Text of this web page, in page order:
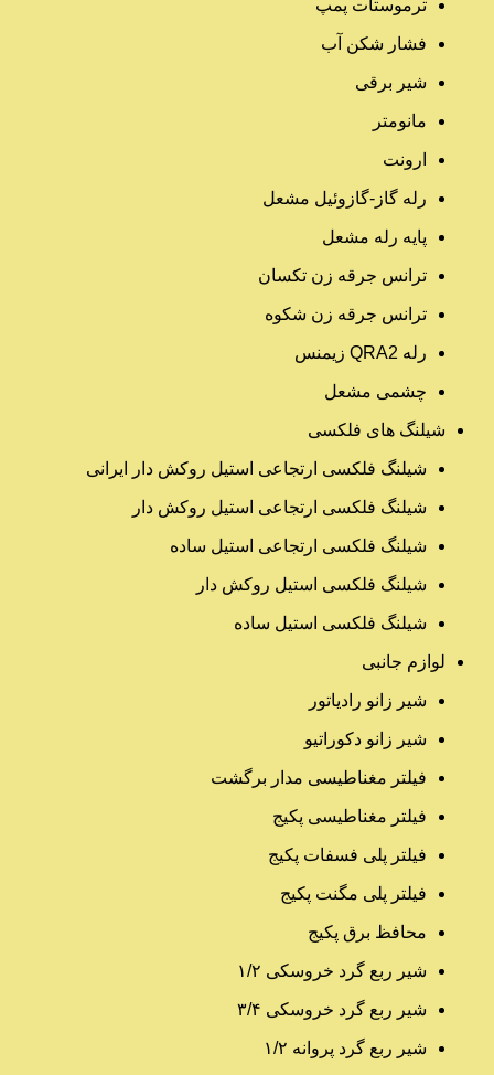
ترموستات پمپ
فشار شکن آب
شیر برقی
مانومتر
ارونت
رله گاز-گازوئیل مشعل
پایه رله مشعل
ترانس جرقه زن تکسان
ترانس جرقه زن شکوه
رله QRA2 زیمنس
چشمی مشعل
شیلنگ های فلکسی
شیلنگ فلکسی ارتجاعی استیل روکش دار ایرانی
شیلنگ فلکسی ارتجاعی استیل روکش دار
شیلنگ فلکسی ارتجاعی استیل ساده
شیلنگ فلکسی استیل روکش دار
شیلنگ فلکسی استیل ساده
لوازم جانبی
شیر زانو رادیاتور
شیر زانو دکوراتیو
فیلتر مغناطیسی مدار برگشت
فیلتر مغناطیسی پکیج
فیلتر پلی فسفات پکیج
فیلتر پلی مگنت پکیج
محافظ برق پکیج
شیر ربع گرد خروسکی ۱/۲
شیر ربع گرد خروسکی ۳/۴
شیر ربع گرد پروانه ۱/۲